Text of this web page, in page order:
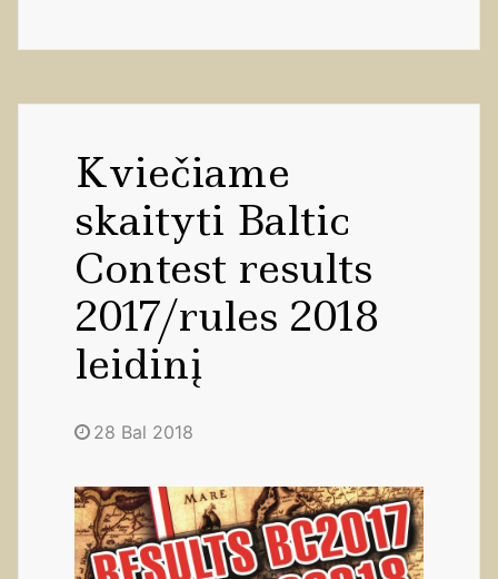
Kviečiame
skaityti Baltic
Contest results
2017/rules 2018
leidinį
28 Bal 2018